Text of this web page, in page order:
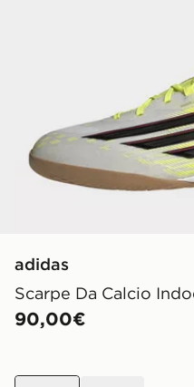
adidas
Scarpe Da Calcio
90,00€